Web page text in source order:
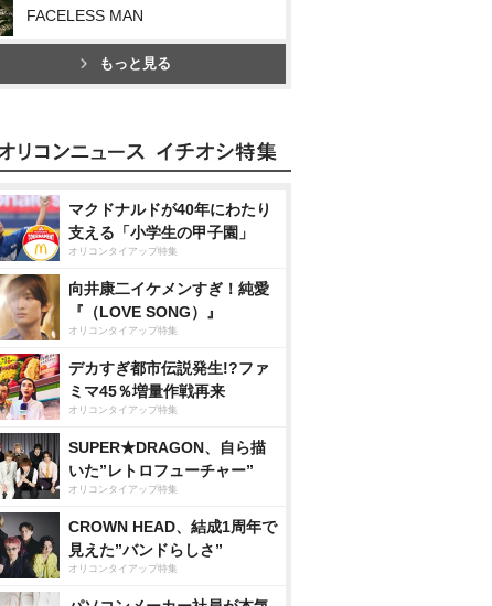
FACELESS MAN
もっと見る
マクドナルドが40年にわたり
支える「小学生の甲子園」
オリコンタイアップ特集
向井康二イケメンすぎ！純愛
『（LOVE SONG）』
オリコンタイアップ特集
デカすぎ都市伝説発生!?ファ
ミマ45％増量作戦再来
オリコンタイアップ特集
SUPER★DRAGON、自ら描
いた”レトロフューチャー”
オリコンタイアップ特集
CROWN HEAD、結成1周年で
見えた”バンドらしさ”
オリコンタイアップ特集